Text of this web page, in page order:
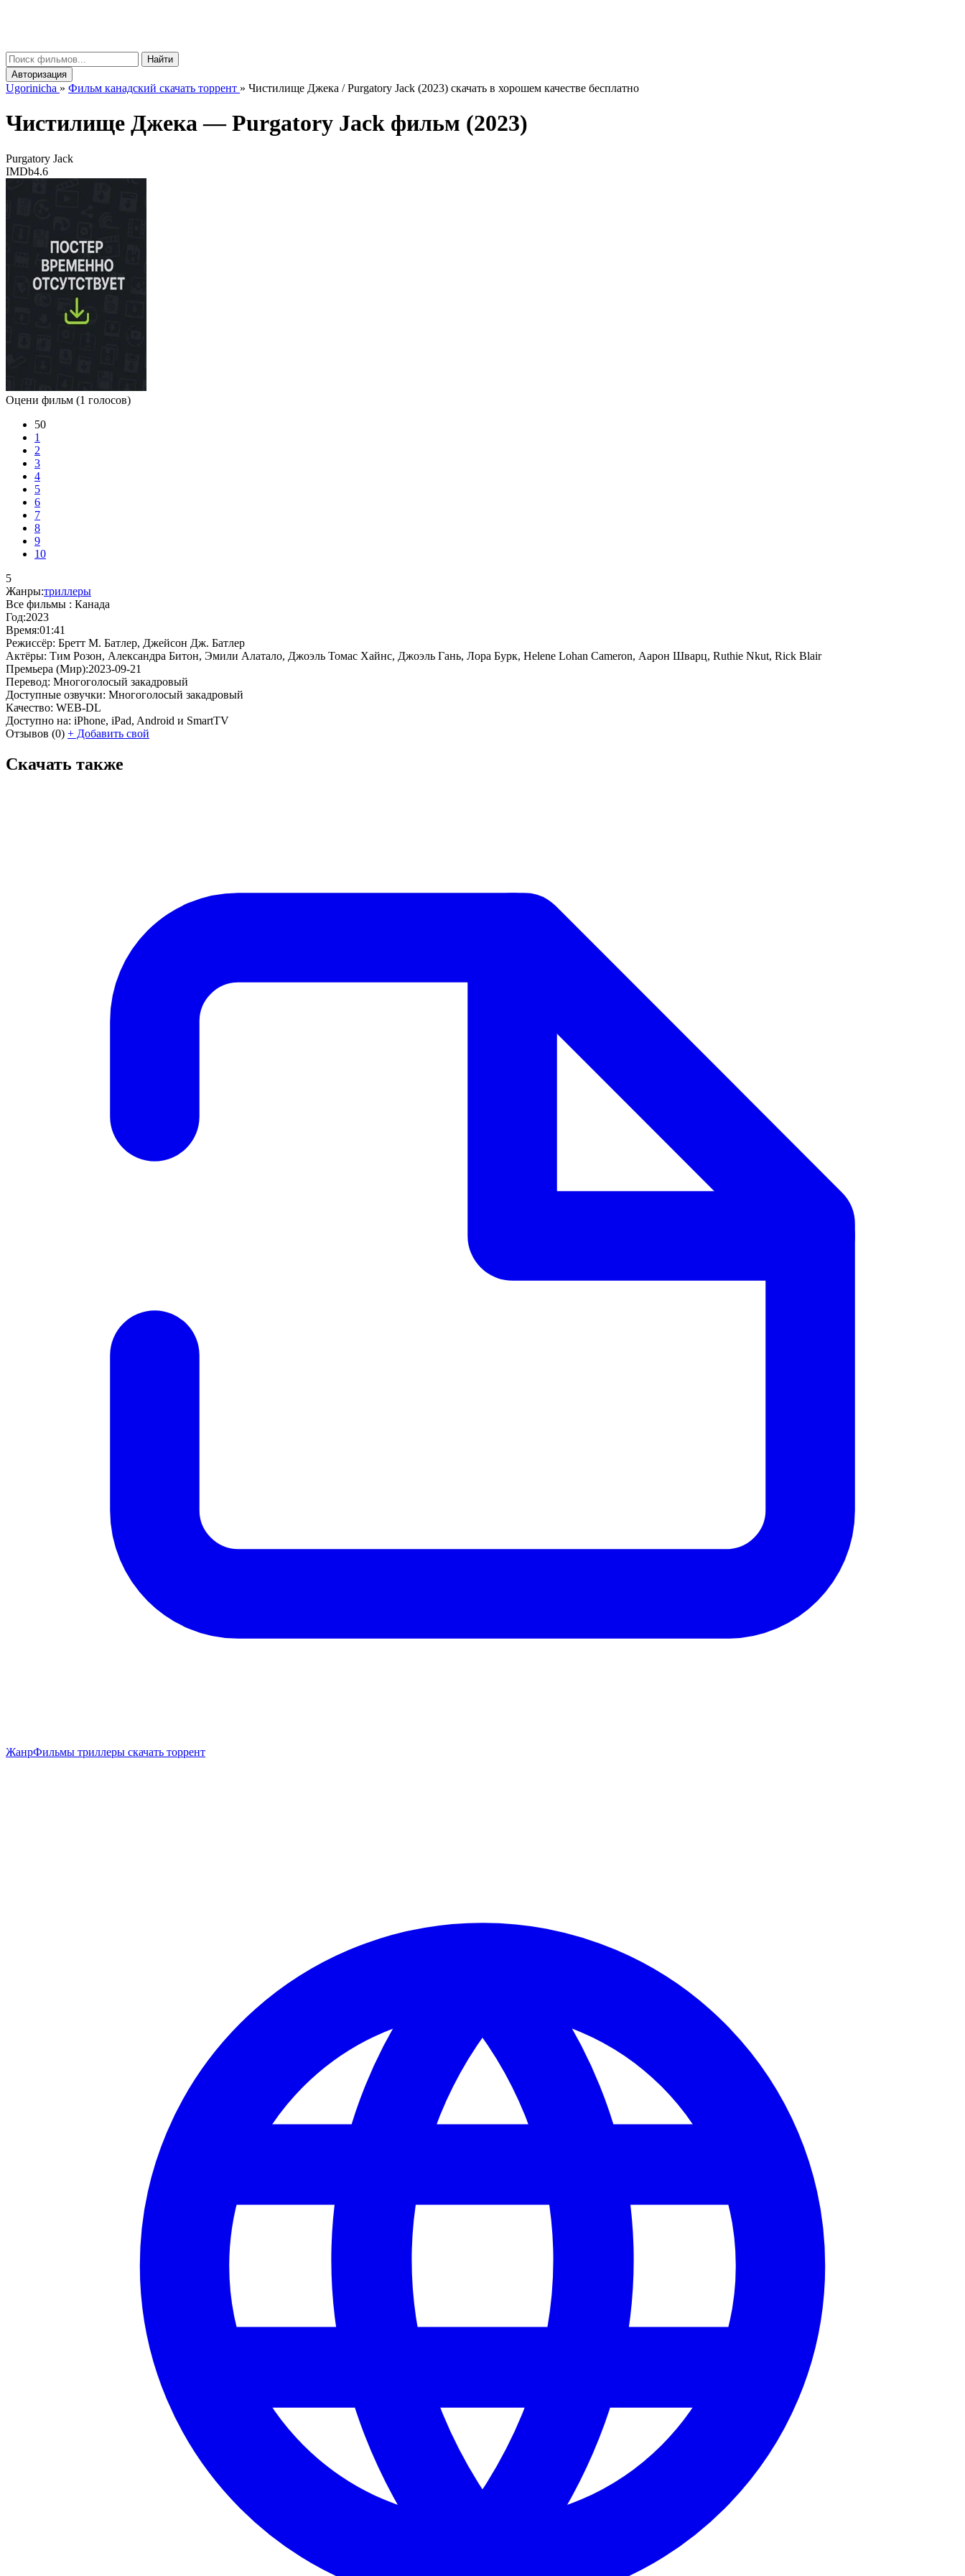
Найти
Авторизация
Ugorinicha » Фильм канадский скачать торрент » Чистилище Джека / Purgatory Jack (2023) скачать в хорошем качестве бесплатно
Чистилище Джека —Purgatory Jack фильм (2023)
Purgatory Jack
IMDb4.6
Оцени фильм (1 голосов)
50
1
2
3
4
5
6
7
8
9
10
5
Жанры:триллеры
Все фильмы : Канада
Год:2023
Время:01:41
Режиссёр: Бретт М. Батлер, Джейсон Дж. Батлер
Актёры: Тим Розон, Александра Битон, Эмили Алатало, Джоэль Томас Хайнс, Джоэль Гань, Лора Бурк, Helene Lohan Cameron, Аарон Шварц, Ruthie Nkut, Rick Blair
Премьера (Мир):2023-09-21
Перевод: Многоголосый закадровый
Доступные озвучки: Многоголосый закадровый
Качество: WEB-DL
Доступно на: iPhone, iPad, Android и SmartTV
Отзывов (0) + Добавить свой
Скачать также
ЖанрФильмы триллеры скачать торрент